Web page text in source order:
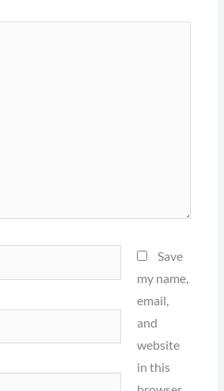
Save
my name,
email,
and
website
in this